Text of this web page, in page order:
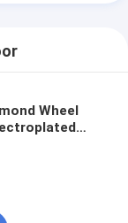
Wheel